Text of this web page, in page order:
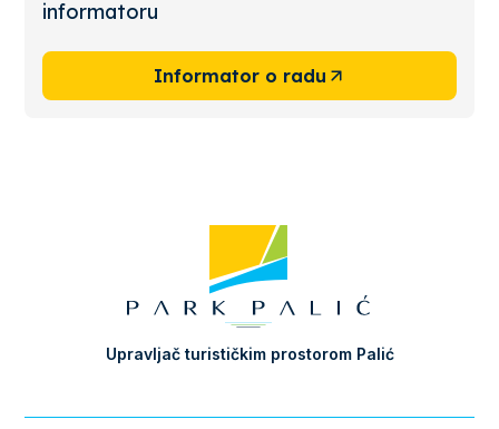
informatoru
Informator o radu
Upravljač turističkim prostorom Palić